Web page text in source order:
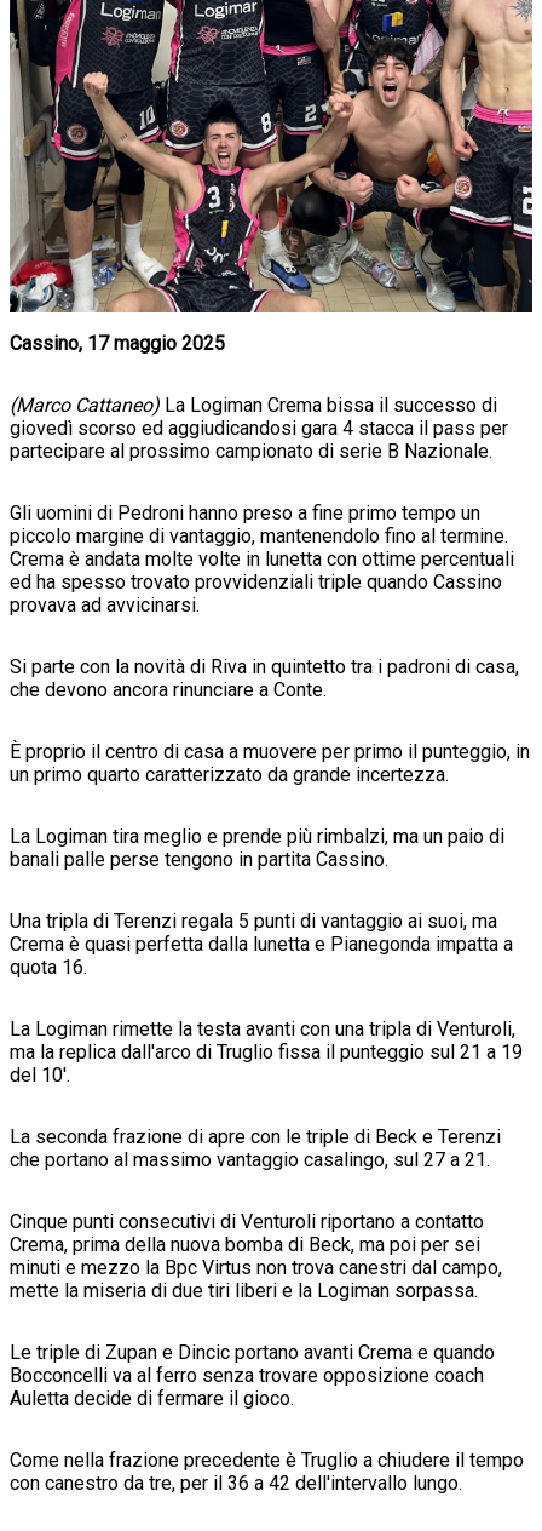
Cassino, 17 maggio 2025
(Marco Cattaneo) La Logiman Crema bissa il successo di
giovedì scorso ed aggiudicandosi gara 4 stacca il pass per
partecipare al prossimo campionato di serie B Nazionale.
Gli uomini di Pedroni hanno preso a fine primo tempo un
piccolo margine di vantaggio, mantenendolo fino al termine.
Crema è andata molte volte in lunetta con ottime percentuali
ed ha spesso trovato provvidenziali triple quando Cassino
provava ad avvicinarsi.
Si parte con la novità di Riva in quintetto tra i padroni di casa,
che devono ancora rinunciare a Conte.
È proprio il centro di casa a muovere per primo il punteggio, in
un primo quarto caratterizzato da grande incertezza.
La Logiman tira meglio e prende più rimbalzi, ma un paio di
banali palle perse tengono in partita Cassino.
Una tripla di Terenzi regala 5 punti di vantaggio ai suoi, ma
Crema è quasi perfetta dalla lunetta e Pianegonda impatta a
quota 16.
La Logiman rimette la testa avanti con una tripla di Venturoli,
ma la replica dall'arco di Truglio fissa il punteggio sul 21 a 19
del 10'.
La seconda frazione di apre con le triple di Beck e Terenzi
che portano al massimo vantaggio casalingo, sul 27 a 21.
Cinque punti consecutivi di Venturoli riportano a contatto
Crema, prima della nuova bomba di Beck, ma poi per sei
minuti e mezzo la Bpc Virtus non trova canestri dal campo,
mette la miseria di due tiri liberi e la Logiman sorpassa.
Le triple di Zupan e Dincic portano avanti Crema e quando
Bocconcelli va al ferro senza trovare opposizione coach
Auletta decide di fermare il gioco.
Come nella frazione precedente è Truglio a chiudere il tempo
con canestro da tre, per il 36 a 42 dell'intervallo lungo.